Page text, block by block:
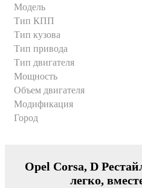
Модель
Тип КПП
Тип кузова
Тип привода
Тип двигателя
Мощность
Объем двигателя
Модификация
Город
Opel Corsa, D
легко,